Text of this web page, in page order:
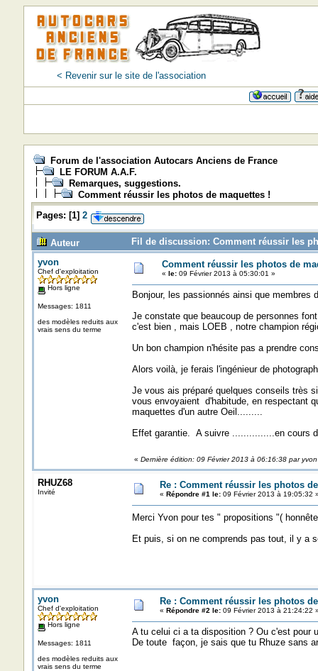
< Revenir sur le site de l'association
Forum de l'association Autocars Anciens de France
LE FORUM A.A.F.
Remarques, suggestions.
Comment réussir les photos de maquettes !
Pages: [1] 2
Auteur
Fil de discussion: Comment réussir les
yvon
Chef d'exploitation
Hors ligne
Messages: 1811
des modèles reduits aux
vrais sens du terme
Comment réussir les photos de
« le:09 Février 2013 à 05:30:01 »
Bonjour, les passionnés ainsi que membres
Je constate que beaucoup de personnes
c'est bien , mais LOEB , notre champion
Un bon champion n'hésite pas a prendre
Alors voilà, je ferais l'ingénieur de
Je vous ais préparé quelques conseils très
vous envoyaient d'habitude, en respectant
maquettes d'un autre Oeil.........
Effet garantie. A suivre ...............en cours
« Dernière édition: 09 Février 2013 à 06:16:38 par yvon
RHUZ68
Invité
Re : Comment réussir les photos
« Répondre #1 le:09 Février 2013 à 19:05:32
Merci Yvon pour tes " propositions "(
Et puis, si on ne comprends pas tout, il y a
yvon
Chef d'exploitation
Hors ligne
Messages: 1811
des modèles reduits aux
vrais sens du terme
Re : Comment réussir les photos
« Répondre #2 le:09 Février 2013 à 21:24:22
A tu celui ci a ta disposition ? Ou c'est pour
De toute façon, je sais que tu Rhuze sans